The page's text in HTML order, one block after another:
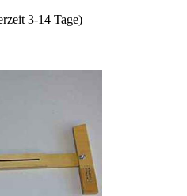
3-14 Tage)